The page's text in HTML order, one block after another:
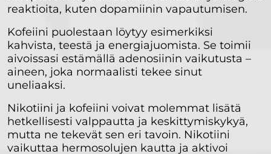
reaktioita, kuten dopamiinin vapautumisen.
Kofeiini puolestaan löytyy esimerkiksi
kahvista, teestä ja energiajuomista. Se toimii
aivoissasi estämällä adenosiinin vaikutusta –
aineen, joka normaalisti tekee sinut
uneliaaksi.
Nikotiini ja kofeiini voivat molemmat lisätä
hetkellisesti valppautta ja keskittymiskykyä,
mutta ne tekevät sen eri tavoin. Nikotiini
vaikuttaa hermosolujen kautta ja aktivoi